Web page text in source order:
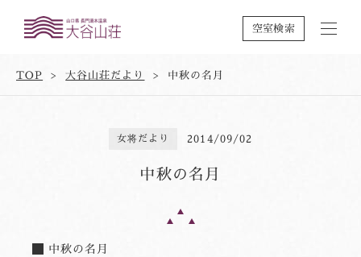
空室検索
TOP 大谷山荘だより 中秋の名月
女将だより 2014/09/02
中秋の名月
中秋の名月